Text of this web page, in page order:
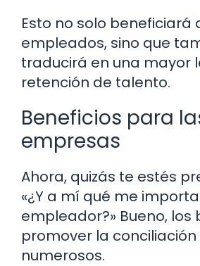
Esto no solo beneficiará
empleados, sino que
traducirá en una mayor
retención de talento.
Beneficios para
empresas
Ahora, quizás te estés
«¿Y a mí qué me
empleador?» Bueno, los
promover la
numerosos.